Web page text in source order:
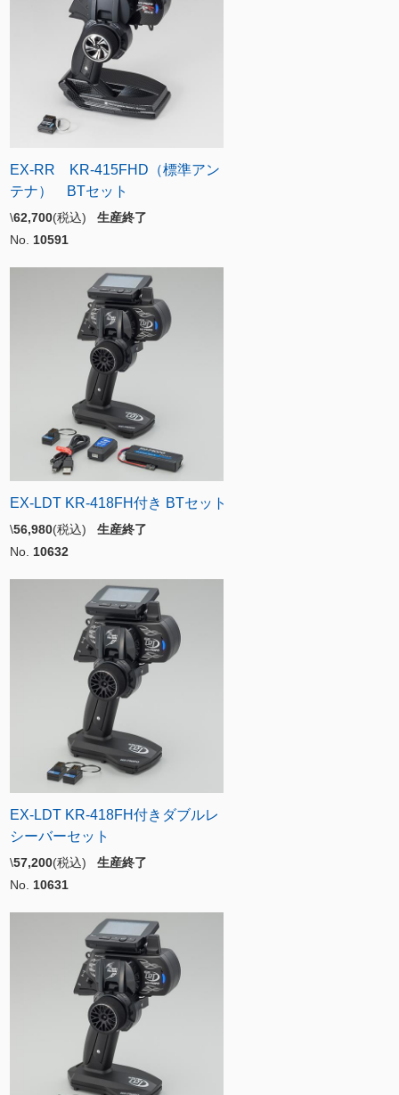
EX-RR KR-415FHD（標準アン
テナ） BTセット
\62,700(税込) 生産終了
No. 10591
EX-LDT KR-418FH付き BTセット
\56,980(税込) 生産終了
No. 10632
EX-LDT KR-418FH付きダブルレ
シーバーセット
\57,200(税込) 生産終了
No. 10631